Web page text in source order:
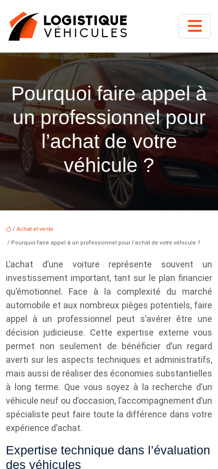
Pourquoi faire appel à
un professionnel pour
l’achat de votre
véhicule ?
/ Achat et vente
/ Pourquoi faire appel à un professionnel pour l’achat de votre véhicule ?
L’achat d’une voiture représente souvent un
investissement important, tant sur le plan financier
qu’émotionnel. Face à la complexité du marché
automobile et aux nombreux pièges potentiels, faire
appel à un professionnel peut s’avérer être une
décision judicieuse. Cette expertise externe vous
permet non seulement de bénéficier d’un regard
averti sur les aspects techniques et administratifs,
mais aussi de réaliser des économies substantielles
à long terme. Que vous soyez à la recherche d’un
véhicule neuf ou d’occasion, l’accompagnement d’un
spécialiste peut faire toute la différence dans votre
expérience d’achat.
Expertise technique dans l’évaluation
des véhicules